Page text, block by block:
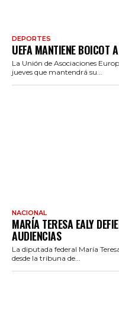
DEPORTES
UEFA MANTIENE BOICOT
La Unión de Asociaciones
jueves que mantendrá su...
NACIONAL
MARÍA TERESA EALY
AUDIENCIAS
La diputada federal María
desde la tribuna de...